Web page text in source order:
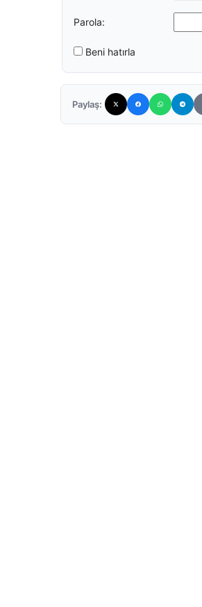
Parola:
Beni hatırla
Paylaş: